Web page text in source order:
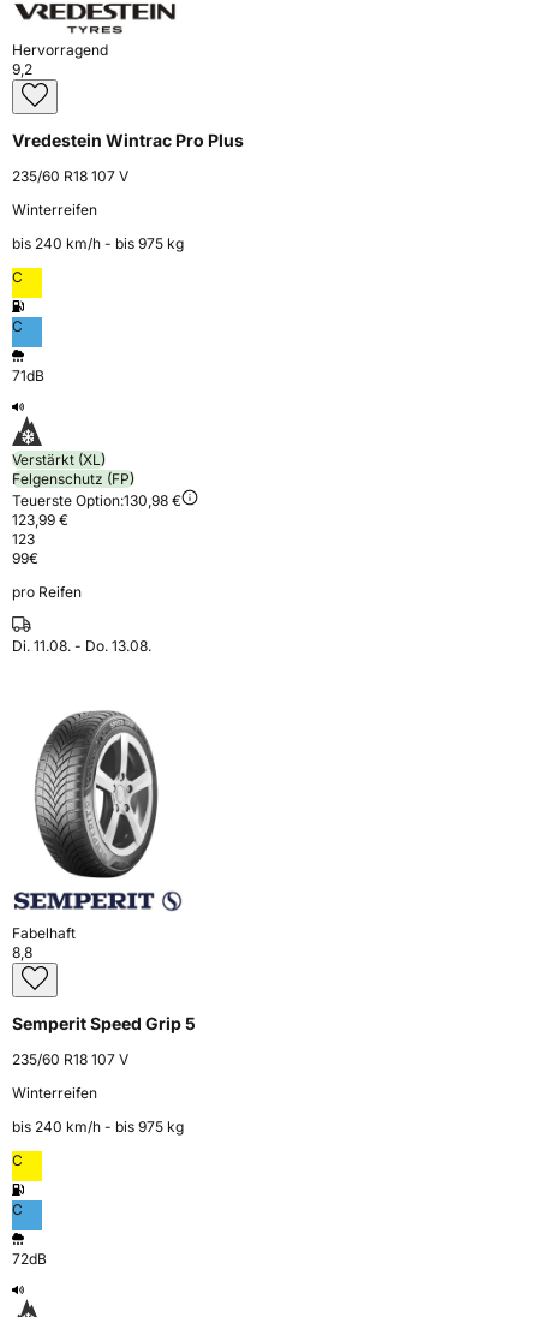
Hervorragend
9,2
Vredestein Wintrac Pro Plus
235/60 R18 107 V
Winterreifen
bis 240 km⁠/⁠h - bis 975 kg
C
C
71dB
Verstärkt (XL)
Felgenschutz (FP)
Teuerste Option:130,98 €
123,99 €
123
99€
pro Reifen
Di. 11.08. - Do. 13.08.
Fabelhaft
8,8
Semperit Speed Grip 5
235/60 R18 107 V
Winterreifen
bis 240 km⁠/⁠h - bis 975 kg
C
C
72dB